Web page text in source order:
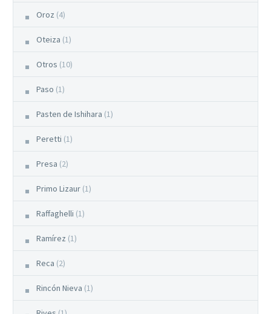
Oroz (4)
Oteiza (1)
Otros (10)
Paso (1)
Pasten de Ishihara (1)
Peretti (1)
Presa (2)
Primo Lizaur (1)
Raffaghelli (1)
Ramírez (1)
Reca (2)
Rincón Nieva (1)